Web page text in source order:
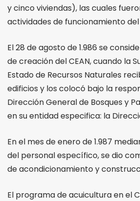
y cinco viviendas), las cuales
actividades de funcionamiento del
El 28 de agosto de 1.986 se
de creación del CEAN, cuando la
Estado de Recursos Naturales
edificios y los colocó bajo la
Dirección General de Bosques y
en su entidad especifica: la
En el mes de enero de 1.987
del personal específico, se dio
de acondicionamiento y
El programa de acuicultura en el